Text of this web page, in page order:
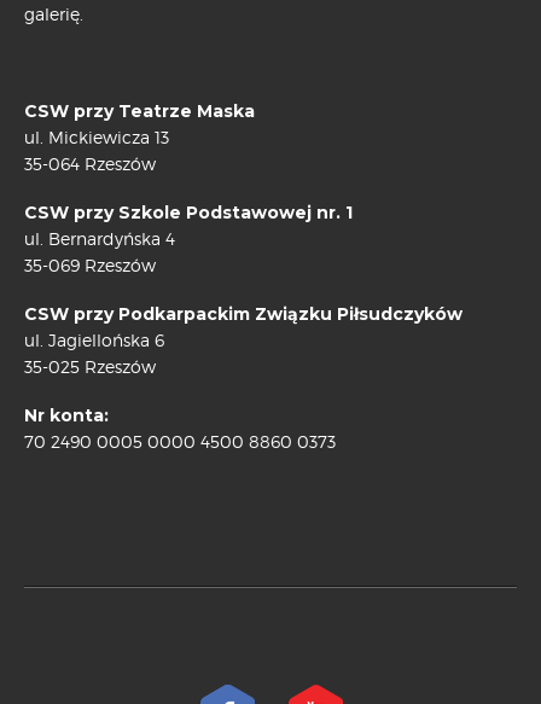
galerię.
CSW przy Teatrze Maska
ul. Mickiewicza 13
35-064 Rzeszów
CSW przy Szkole Podstawowej nr. 1
ul. Bernardyńska 4
35-069 Rzeszów
CSW przy Podkarpackim Związku Piłsudczyków
ul. Jagiellońska 6
35-025 Rzeszów
Nr konta:
70 2490 0005 0000 4500 8860 0373